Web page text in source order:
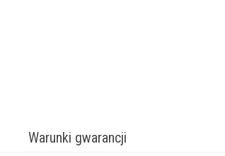
Warunki gwarancji